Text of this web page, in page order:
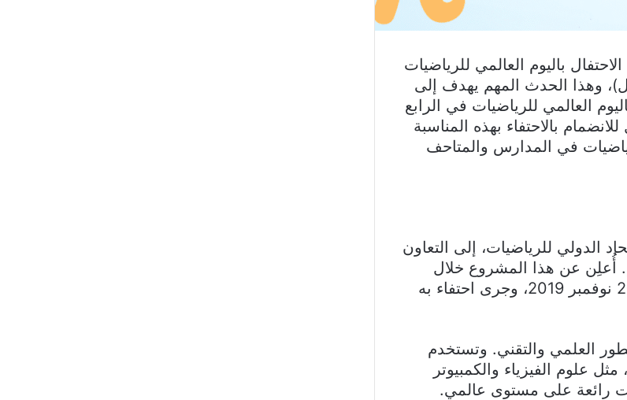
الاحتفال باليوم العالمي للرياضيات
وهذا الحدث المهم يهدف إلى
العالمي للرياضيات في الرابع
بالاحتفاء بهذه المناسبة
في المدارس والمتاحف
الدولي للرياضيات، إلى التعاون
أُعلِن عن هذا المشروع خلال
دورته الأربعينة في المؤتمر العام للـ”اليونسكو” في 26 نوفمبر 2019، وجرى احتفاء به
العلمي والتقني. وتستخدم
علوم الفيزياء والكمبيوتر
رائعة على مستوى عالمي.